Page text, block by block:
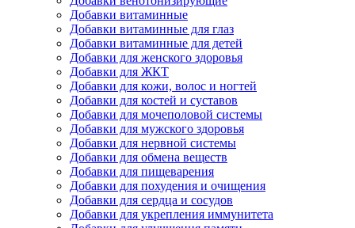
Добавки витаминные
Добавки витаминные для глаз
Добавки витаминные для детей
Добавки для женского здоровья
Добавки для ЖКТ
Добавки для кожи, волос и ногтей
Добавки для костей и суставов
Добавки для мочеполовой системы
Добавки для мужского здоровья
Добавки для нервной системы
Добавки для обмена веществ
Добавки для пищеварения
Добавки для похудения и очищения
Добавки для сердца и сосудов
Добавки для укрепления иммунитета